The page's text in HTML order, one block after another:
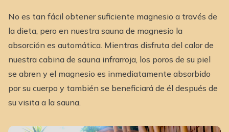
No es tan fácil obtener suficiente magnesio a través de
la dieta, pero en nuestra sauna de magnesio la
absorción es automática. Mientras disfruta del calor de
nuestra cabina de sauna infrarroja, los poros de su piel
se abren y el magnesio es inmediatamente absorbido
por su cuerpo y también se beneficiará de él después de
su visita a la sauna.